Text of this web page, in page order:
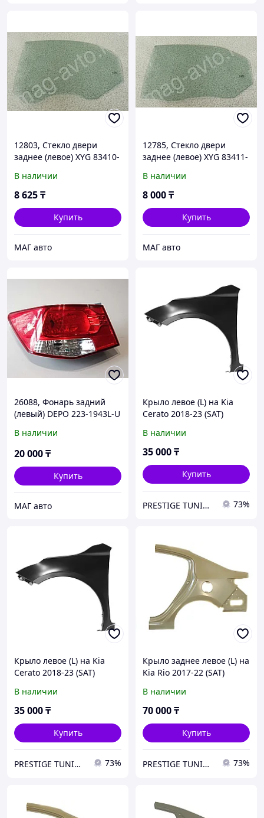
12803, Стекло двери
заднее (левое) XYG 83410-
В наличии
8 625₸
Купить
МАГ авто
12785, Стекло двери
заднее (левое) XYG 83411-
В наличии
8 000₸
Купить
МАГ авто
26088, Фонарь задний
(левый) DEPO 223-1943L-U
В наличии
20 000₸
Купить
МАГ авто
Крыло левое (L) на Kia
Cerato 2018-23 (SAT)
В наличии
35 000₸
Купить
PRESTIGE TUNING 73%
Крыло левое (L) на Kia
Cerato 2018-23 (SAT)
В наличии
35 000₸
Купить
PRESTIGE TUNING 73%
Крыло заднее левое (L) на
Kia Rio 2017-22 (SAT)
В наличии
70 000₸
Купить
PRESTIGE TUNING 73%